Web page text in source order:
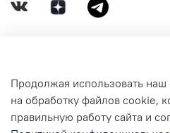
СВЯЗАТЬСЯ С НАМИ
Продолжая использовать наш
на обработку файлов cookie,
правильную работу сайта и